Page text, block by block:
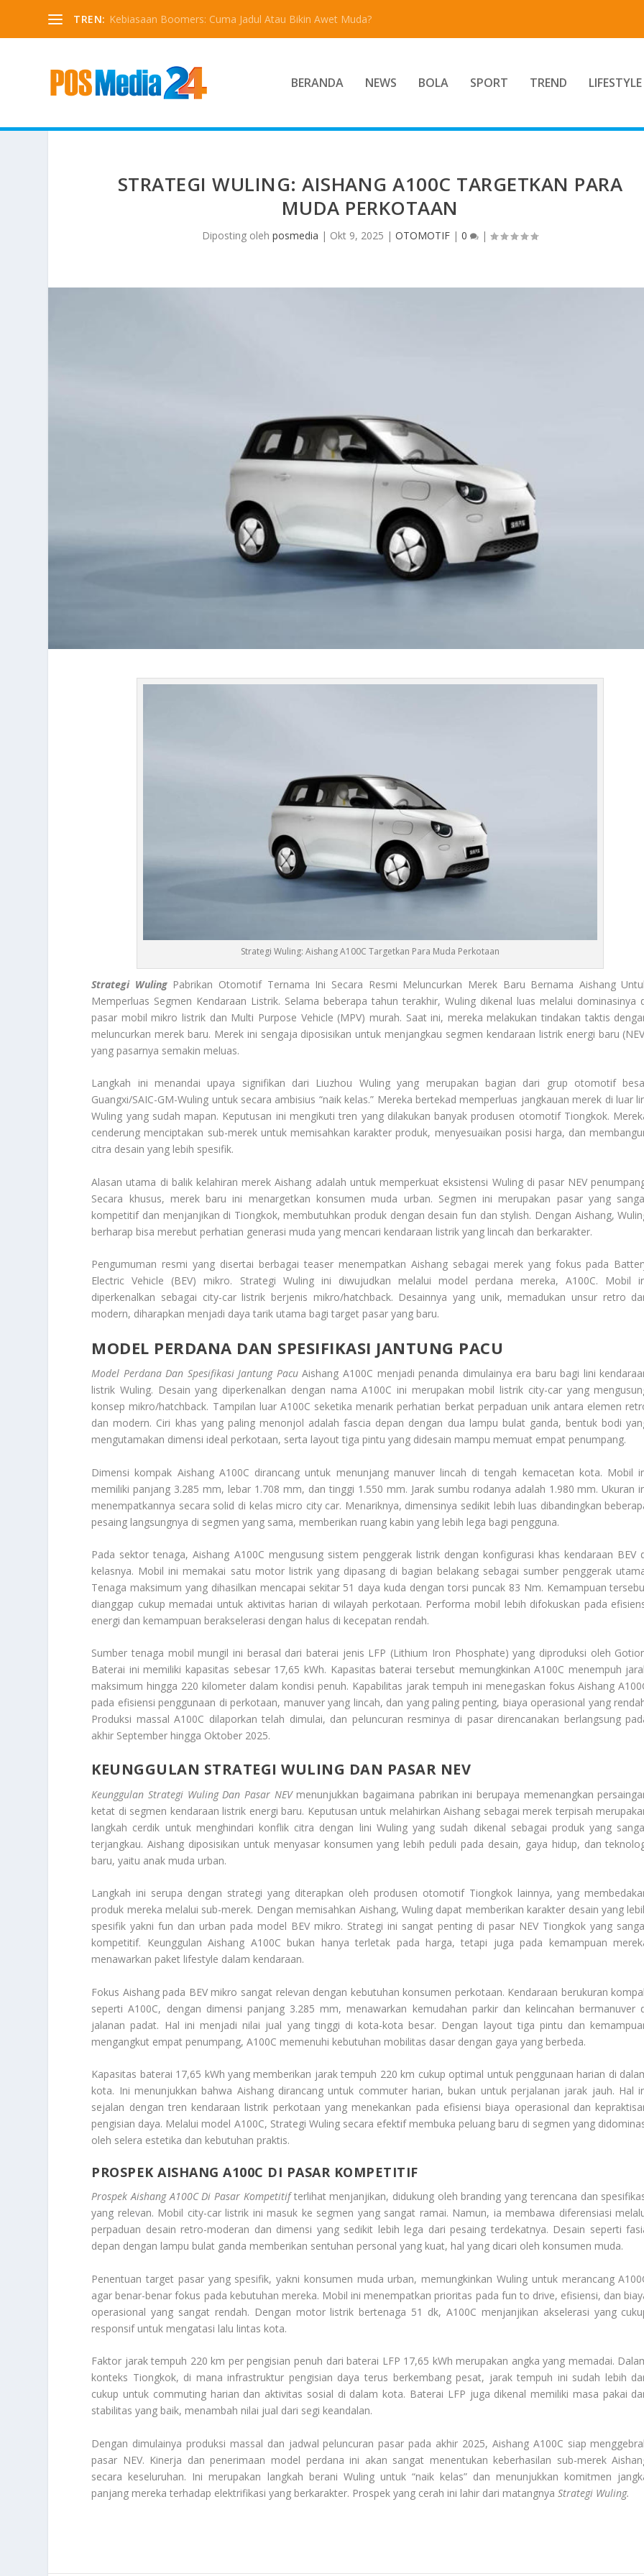
TREN: Kebiasaan Boomers: Cuma Jadul Atau Bikin Awet Muda?
BERANDA NEWS BOLA SPORT TREND LIFESTYLE
STRATEGI WULING: AISHANG A100C TARGETKAN PARA
MUDA PERKOTAAN
Diposting olehposmedia | Okt 9, 2025 |OTOMOTIF |0 |
Strategi Wuling: Aishang A100C Targetkan Para Muda Perkotaan
Strategi WulingPabrikan Otomotif Ternama Ini Secara Resmi Meluncurkan Merek Baru Bernama Aishang
Memperluas Segmen Kendaraan Listrik. Selama beberapa tahun terakhir, Wuling dikenal luas melalui dominasinya
pasar mobil mikro listrik dan Multi Purpose Vehicle (MPV) murah. Saat ini, mereka melakukan tindakan taktis
meluncurkan merek baru. Merek ini sengaja diposisikan untuk menjangkau segmen kendaraan listrik energi baru
yang pasarnya semakin meluas.
Langkah ini menandai upaya signifikan dari Liuzhou Wuling yang merupakan bagian dari grup otomotif
Guangxi/SAIC-GM-Wuling untuk secara ambisius “naik kelas.” Mereka bertekad memperluas jangkauan merek di luar
Wuling yang sudah mapan. Keputusan ini mengikuti tren yang dilakukan banyak produsen otomotif Tiongkok.
cenderung menciptakan sub-merek untuk memisahkan karakter produk, menyesuaikan posisi harga, dan
citra desain yang lebih spesifik.
Alasan utama di balik kelahiran merek Aishang adalah untuk memperkuat eksistensi Wuling di pasar NEV
Secara khusus, merek baru ini menargetkan konsumen muda urban. Segmen ini merupakan pasar yang
kompetitif dan menjanjikan di Tiongkok, membutuhkan produk dengan desain fun dan stylish. Dengan Aishang,
berharap bisa merebut perhatian generasi muda yang mencari kendaraan listrik yang lincah dan berkarakter.
Pengumuman resmi yang disertai berbagai teaser menempatkan Aishang sebagai merek yang fokus pada
Electric Vehicle (BEV) mikro. Strategi Wulingini diwujudkan melalui model perdana mereka, A100C. Mobil
diperkenalkan sebagai city-car listrik berjenis mikro/hatchback. Desainnya yang unik, memadukan unsur retro
modern, diharapkan menjadi daya tarik utama bagi target pasar yang baru.
MODEL PERDANA DAN SPESIFIKASI JANTUNG PACU
Model Perdana Dan Spesifikasi Jantung PacuAishang A100C menjadi penanda dimulainya era baru bagi lini
listrik Wuling. Desain yang diperkenalkan dengan nama A100C ini merupakan mobil listrik city-car yang
konsep mikro/hatchback. Tampilan luar A100C seketika menarik perhatian berkat perpaduan unik antara elemen
dan modern. Ciri khas yang paling menonjol adalah fascia depan dengan dua lampu bulat ganda, bentuk bodi
mengutamakan dimensi ideal perkotaan, serta layout tiga pintu yang didesain mampu memuat empat penumpang.
Dimensi kompak Aishang A100C dirancang untuk menunjang manuver lincah di tengah kemacetan kota. Mobil
memiliki panjang 3.285 mm, lebar 1.708 mm, dan tinggi 1.550 mm. Jarak sumbu rodanya adalah 1.980 mm. Ukuran
menempatkannya secara solid di kelas micro city car. Menariknya, dimensinya sedikit lebih luas dibandingkan
pesaing langsungnya di segmen yang sama, memberikan ruang kabin yang lebih lega bagi pengguna.
Pada sektor tenaga, Aishang A100C mengusung sistem penggerak listrik dengan konfigurasi khas kendaraan BEV
kelasnya. Mobil ini memakai satu motor listrik yang dipasang di bagian belakang sebagai sumber penggerak
Tenaga maksimum yang dihasilkan mencapai sekitar 51 daya kuda dengan torsi puncak 83 Nm. Kemampuan
dianggap cukup memadai untuk aktivitas harian di wilayah perkotaan. Performa mobil lebih difokuskan pada
energi dan kemampuan berakselerasi dengan halus di kecepatan rendah.
Sumber tenaga mobil mungil ini berasal dari baterai jenis LFP (Lithium Iron Phosphate) yang diproduksi oleh
Baterai ini memiliki kapasitas sebesar 17,65 kWh. Kapasitas baterai tersebut memungkinkan A100C menempuh
maksimum hingga 220 kilometer dalam kondisi penuh. Kapabilitas jarak tempuh ini menegaskan fokus Aishang
pada efisiensi penggunaan di perkotaan, manuver yang lincah, dan yang paling penting, biaya operasional yang
Produksi massal A100C dilaporkan telah dimulai, dan peluncuran resminya di pasar direncanakan berlangsung
akhir September hingga Oktober 2025.
KEUNGGULAN STRATEGI WULING DAN PASAR NEV
Keunggulan Strategi Wuling Dan Pasar NEV menunjukkan bagaimana pabrikan ini berupaya memenangkan
ketat di segmen kendaraan listrik energi baru. Keputusan untuk melahirkan Aishang sebagai merek terpisah
langkah cerdik untuk menghindari konflik citra dengan lini Wuling yang sudah dikenal sebagai produk yang
terjangkau. Aishang diposisikan untuk menyasar konsumen yang lebih peduli pada desain, gaya hidup, dan
baru, yaitu anak muda urban.
Langkah ini serupa dengan strategi yang diterapkan oleh produsen otomotif Tiongkok lainnya, yang
produk mereka melalui sub-merek. Dengan memisahkan Aishang, Wuling dapat memberikan karakter desain yang
spesifik yakni fun dan urban pada model BEV mikro. Strategi ini sangat penting di pasar NEV Tiongkok yang
kompetitif. Keunggulan Aishang A100C bukan hanya terletak pada harga, tetapi juga pada kemampuan
menawarkan paket lifestyle dalam kendaraan.
Fokus Aishang pada BEV mikro sangat relevan dengan kebutuhan konsumen perkotaan. Kendaraan berukuran
seperti A100C, dengan dimensi panjang 3.285 mm, menawarkan kemudahan parkir dan kelincahan bermanuver
jalanan padat. Hal ini menjadi nilai jual yang tinggi di kota-kota besar. Dengan layout tiga pintu dan
mengangkut empat penumpang, A100C memenuhi kebutuhan mobilitas dasar dengan gaya yang berbeda.
Kapasitas baterai 17,65 kWh yang memberikan jarak tempuh 220 km cukup optimal untuk penggunaan harian di
kota. Ini menunjukkan bahwa Aishang dirancang untuk commuter harian, bukan untuk perjalanan jarak jauh. Hal
sejalan dengan tren kendaraan listrik perkotaan yang menekankan pada efisiensi biaya operasional dan
pengisian daya. Melalui model A100C, Strategi Wulingsecara efektif membuka peluang baru di segmen yang
oleh selera estetika dan kebutuhan praktis.
PROSPEK AISHANG A100C DI PASAR KOMPETITIF
Prospek Aishang A100C Di Pasar Kompetitifterlihat menjanjikan, didukung oleh branding yang terencana dan
yang relevan. Mobil city-car listrik ini masuk ke segmen yang sangat ramai. Namun, ia membawa diferensiasi
perpaduan desain retro-moderan dan dimensi yang sedikit lebih lega dari pesaing terdekatnya. Desain seperti
depan dengan lampu bulat ganda memberikan sentuhan personal yang kuat, hal yang dicari oleh konsumen muda.
Penentuan target pasar yang spesifik, yakni konsumen muda urban, memungkinkan Wuling untuk merancang
agar benar-benar fokus pada kebutuhan mereka. Mobil ini menempatkan prioritas pada fun to drive, efisiensi, dan
operasional yang sangat rendah. Dengan motor listrik bertenaga 51 dk, A100C menjanjikan akselerasi yang
responsif untuk mengatasi lalu lintas kota.
Faktor jarak tempuh 220 km per pengisian penuh dari baterai LFP 17,65 kWh merupakan angka yang memadai.
konteks Tiongkok, di mana infrastruktur pengisian daya terus berkembang pesat, jarak tempuh ini sudah lebih
cukup untuk commuting harian dan aktivitas sosial di dalam kota. Baterai LFP juga dikenal memiliki masa pakai
stabilitas yang baik, menambah nilai jual dari segi keandalan.
Dengan dimulainya produksi massal dan jadwal peluncuran pasar pada akhir 2025, Aishang A100C siap
pasar NEV. Kinerja dan penerimaan model perdana ini akan sangat menentukan keberhasilan sub-merek
secara keseluruhan. Ini merupakan langkah berani Wuling untuk “naik kelas” dan menunjukkan komitmen
panjang mereka terhadap elektrifikasi yang berkarakter. Prospek yang cerah ini lahir dari matangnyaStrategi Wuling.